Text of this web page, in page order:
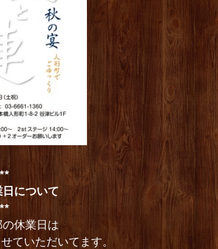
について
休業日は
ていただいてます。